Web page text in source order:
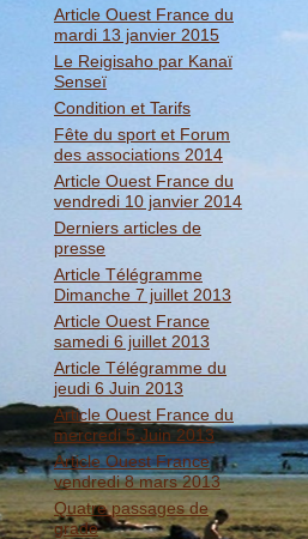
Article Ouest France du
mardi 13 janvier 2015
Le Reigisaho par Kanaï
Senseï
Condition et Tarifs
Fête du sport et Forum
des associations 2014
Article Ouest France du
vendredi 10 janvier 2014
Derniers articles de
presse
Article Télégramme
Dimanche 7 juillet 2013
Article Ouest France
samedi 6 juillet 2013
Article Télégramme du
jeudi 6 Juin 2013
Article Ouest France du
mercredi 5 Juin 2013
Article Ouest France
vendredi 8 mars 2013
Quatre passages de
grade